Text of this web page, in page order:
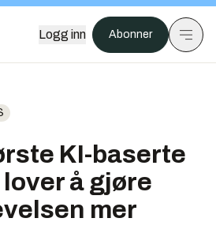
Logg inn Abonner
KI-baserte
å gjøre
mer